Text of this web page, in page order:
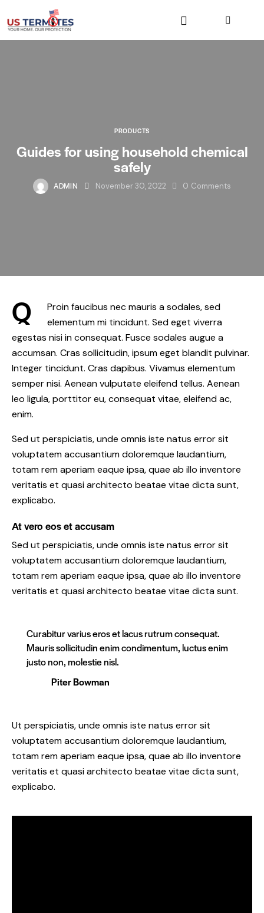
PRODUCTS
Guides for using household chemical
safely
ADMIN November 30, 2022 0 Comments
Q
Proin faucibus nec mauris a sodales, sed
elementum mi tincidunt. Sed eget viverra
egestas nisi in consequat. Fusce sodales augue a
accumsan. Cras sollicitudin, ipsum eget blandit pulvinar.
Integer tincidunt. Cras dapibus. Vivamus elementum
semper nisi. Aenean vulputate eleifend tellus. Aenean
leo ligula, porttitor eu, consequat vitae, eleifend ac,
enim.
Sed ut perspiciatis, unde omnis iste natus error sit
voluptatem accusantium doloremque laudantium,
totam rem aperiam eaque ipsa, quae ab illo inventore
veritatis et quasi architecto beatae vitae dicta sunt,
explicabo.
At vero eos et accusam
Sed ut perspiciatis, unde omnis iste natus error sit
voluptatem accusantium doloremque laudantium,
totam rem aperiam eaque ipsa, quae ab illo inventore
veritatis et quasi architecto beatae vitae dicta sunt.
Curabitur varius eros et lacus rutrum consequat.
Mauris sollicitudin enim condimentum, luctus enim
justo non, molestie nisl.
Piter Bowman
Ut perspiciatis, unde omnis iste natus error sit
voluptatem accusantium doloremque laudantium,
totam rem aperiam eaque ipsa, quae ab illo inventore
veritatis et quasi architecto beatae vitae dicta sunt,
explicabo.